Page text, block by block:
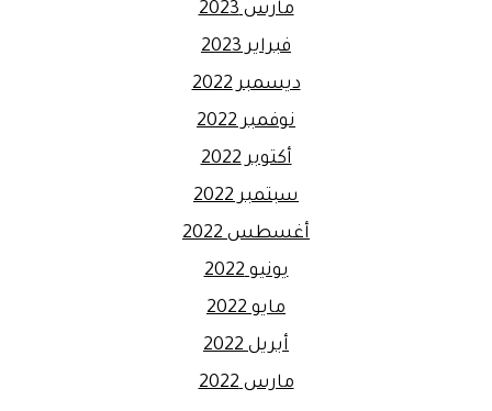
مارس 2023
فبراير 2023
ديسمبر 2022
نوفمبر 2022
أكتوبر 2022
سبتمبر 2022
أغسطس 2022
يونيو 2022
مايو 2022
أبريل 2022
مارس 2022